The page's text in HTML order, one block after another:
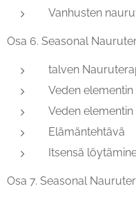
Vanhusten
Osa 6. Seasonal
talven
Veden elementin
Veden
Elämäntehtävä
Itsensä
Osa 7. Seasonal